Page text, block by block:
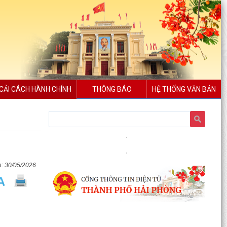
CÁCH HÀNH CHÍNH THÔNG BÁO HỆ THỐNG VĂN BẢN
30/05/2026